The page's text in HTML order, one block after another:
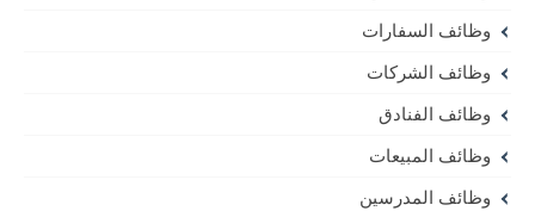
وظائف السفارات
وظائف الشركات
وظائف الفنادق
وظائف المبيعات
وظائف المدرسين